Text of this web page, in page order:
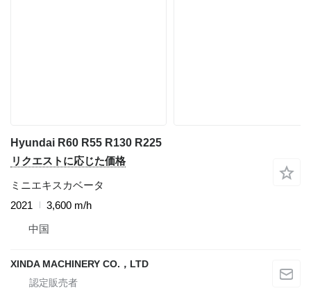
Hyundai R60 R55 R130 R225
リクエストに応じた価格
ミニエキスカベータ
2021
3,600 m/h
中国
XINDA MACHINERY CO.，LTD